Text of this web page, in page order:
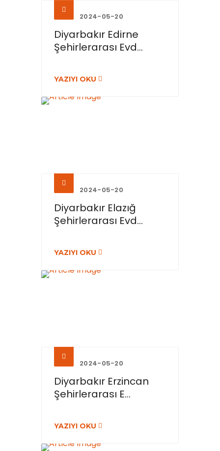
2024-05-20
Diyarbakır Edirne
Şehirlerarası Evd...
YAZIYI OKU
2024-05-20
Diyarbakır Elazığ
Şehirlerarası Evd...
YAZIYI OKU
2024-05-20
Diyarbakır Erzincan
Şehirlerarası E...
YAZIYI OKU